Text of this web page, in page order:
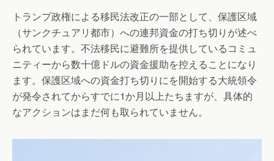
トランプ政権による移民法改正の一部として、保護区域
（サンクチュアリ都市）への連邦資金の打ち切りが述べ
られています。不法移民に避難所を提供しているコミュ
ニティーから数十億ドルの資金援助を控えることになり
ます。保護区域への資金打ち切りにを開始する大統領令
が発令されてからすでに1か月以上たちますが、具体的
なアクションはまだ何も取られていません。